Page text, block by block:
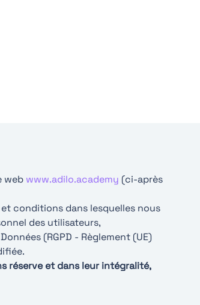
web www.adilo.academy (ci-après
conditions dans lesquelles nous
des utilisateurs,
(RGPD - Règlement (UE)
réserve et dans leur intégralité,